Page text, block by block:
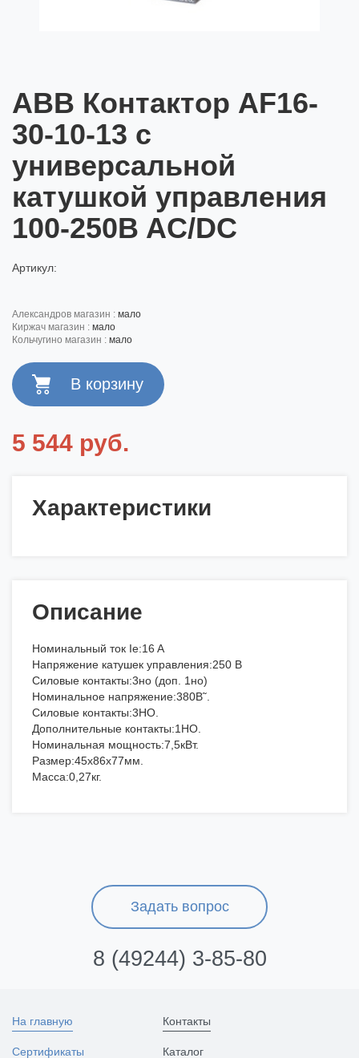
ABB Контактор AF16-
30-10-13 с
универсальной
катушкой управления
100-250B AC/DC
Артикул:
александров магазин : мало
киржач магазин : мало
кольчугино магазин : мало
5 544 руб.
Характеристики
Описание
Номинальный ток Ie:16 A
Напряжение катушек управления:250 В
Силовые контакты:3но (доп. 1но)
Номинальное напряжение:380В˜.
Силовые контакты:3НО.
Дополнительные контакты:1НО.
Номинальная мощность:7,5кВт.
Размер:45х86х77мм.
Масса:0,27кг.
Задать вопрос
8 (49244) 3-85-80
На главную
Сертификаты
Контакты
Каталог